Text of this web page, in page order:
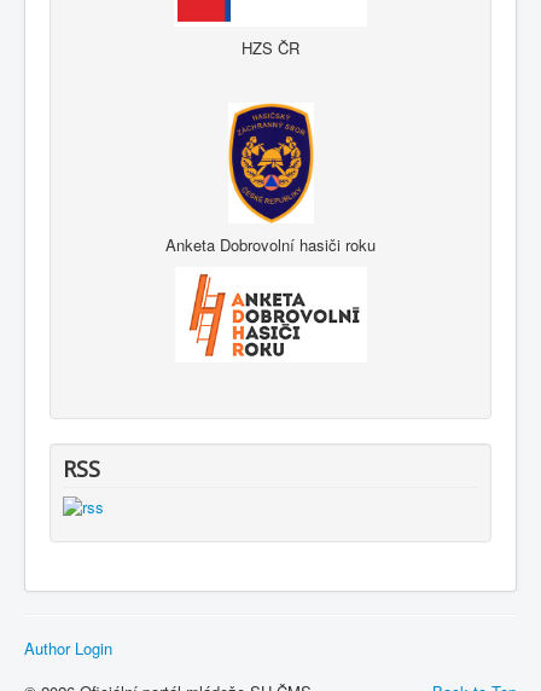
HZS ČR
Anketa Dobrovolní hasiči roku
RSS
Author Login